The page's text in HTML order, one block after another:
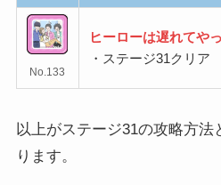
No.133
ヒーローは遅れてや
・ステージ31クリア
以上がステージ31の攻略方
ります。